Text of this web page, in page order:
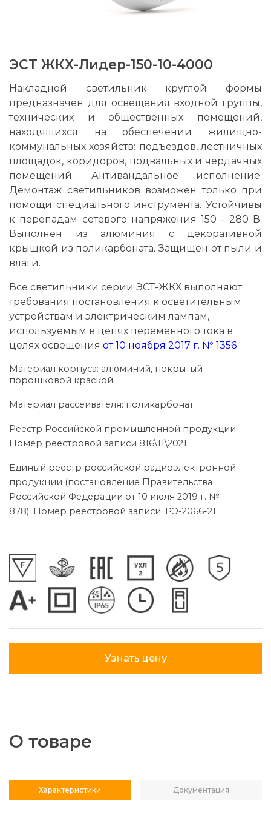
ЭСТ ЖКХ-Лидер-150-10-4000
Накладной светильник круглой формы
предназначен для освещения входной группы,
технических и общественных помещений,
находящихся на обеспечении жилищно-
коммунальных хозяйств: подъездов, лестничных
площадок, коридоров, подвальных и чердачных
помещений. Антивандальное исполнение.
Демонтаж светильников возможен только при
помощи специального инструмента. Устойчивы
к перепадам сетевого напряжения 150 - 280 В.
Выполнен из алюминия с декоративной
крышкой из поликарбоната. Защищен от пыли и
влаги.
Все светильники серии ЭСТ-ЖКХ выполняют
требования постановления к осветительным
устройствам и электрическим лампам,
используемым в цепях переменного тока в
целях освещения от 10 ноября 2017 г. № 1356
Материал корпуса: алюминий, покрытый
порошковой краской
Материал рассеивателя: поликарбонат
Реестр Российской промышленной продукции.
Номер реестровой записи 816\11\2021
Единый реестр российской радиоэлектронной
продукции (постановление Правительства
Российской Федерации от 10 июля 2019 г. №
878). Номер реестровой записи: РЭ-2066-21
Узнать цену
О товаре
Характеристики Документация